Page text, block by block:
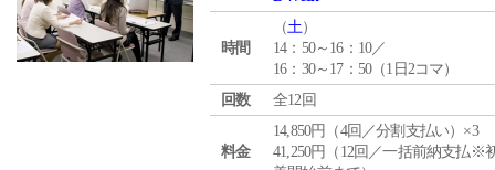
時間
（土）
14：50～16：10／
16：30～17：50（1日2コマ）
回数
全12回
料金
14,850円（4回／分割支払い）×3
41,250円（12回／一括前納支払※